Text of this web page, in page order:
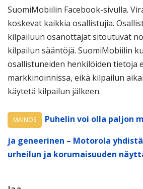
SuomiMobiilin Facebook-sivulla.
koskevat kaikkia osallistujia.
kilpailuun osanottajat sitoutuvat
kilpailun sääntöjä. SuomiMobiilin
osallistuneiden henkilöiden tietoja
markkinoinnissa, eikä kilpailun
käytetä kilpailun jälkeen.
MAINOS
Puhelin voi olla paljon
ja geneerinen – Motorola
urheilun ja korumaisuuden